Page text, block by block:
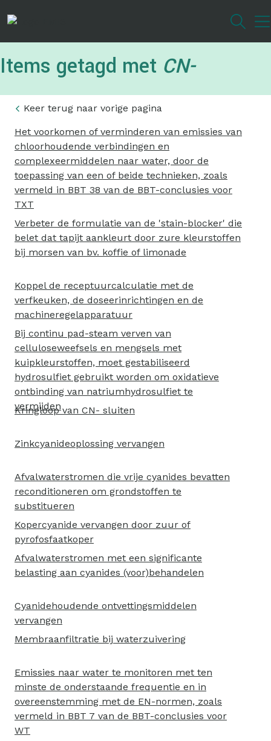
inhoud
Items getagd met CN-
Keer terug naar vorige pagina
Het voorkomen of verminderen van emissies van
chloorhoudende verbindingen en
complexeermiddelen naar water, door de
toepassing van een of beide technieken, zoals
vermeld in BBT 38 van de BBT-conclusies voor
TXT
Verbeter de formulatie van de 'stain-blocker' die
belet dat tapijt aankleurt door zure kleurstoffen
bij morsen van bv. koffie of limonade
Koppel de receptuurcalculatie met de
verfkeuken, de doseerinrichtingen en de
machineregelapparatuur
Bij continu pad-steam verven van
celluloseweefsels en mengsels met
kuipkleurstoffen, moet gestabiliseerd
hydrosulfiet gebruikt worden om oxidatieve
ontbinding van natriumhydrosulfiet te
vermijden
Kringloop van CN- sluiten
Zinkcyanideoplossing vervangen
Afvalwaterstromen die vrije cyanides bevatten
reconditioneren om grondstoffen te
substitueren
Kopercyanide vervangen door zuur of
pyrofosfaatkoper
Afvalwaterstromen met een significante
belasting aan cyanides (voor)behandelen
Cyanidehoudende ontvettingsmiddelen
vervangen
Membraanfiltratie bij waterzuivering
Emissies naar water te monitoren met ten
minste de onderstaande frequentie en in
overeenstemming met de EN-normen, zoals
vermeld in BBT 7 van de BBT-conclusies voor
WT